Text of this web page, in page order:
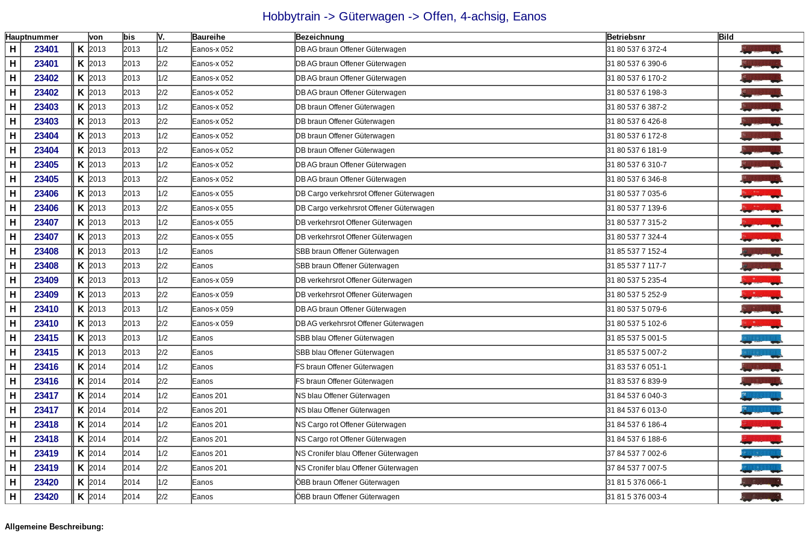
Hobbytrain -> Güterwagen -> Offen, 4-achsig, Eanos
Hauptnummer von bis V. Baureihe Bezeichnung Betriebsnr Bild
H 23401 K 2013 2013 1/2 Eanos-x 052 DB AG braun Offener Güterwagen 31 80 537 6 372-4
H 23401 K 2013 2013 2/2 Eanos-x 052 DB AG braun Offener Güterwagen 31 80 537 6 390-6
H 23402 K 2013 2013 1/2 Eanos-x 052 DB AG braun Offener Güterwagen 31 80 537 6 170-2
H 23402 K 2013 2013 2/2 Eanos-x 052 DB AG braun Offener Güterwagen 31 80 537 6 198-3
H 23403 K 2013 2013 1/2 Eanos-x 052 DB braun Offener Güterwagen 31 80 537 6 387-2
H 23403 K 2013 2013 2/2 Eanos-x 052 DB braun Offener Güterwagen 31 80 537 6 426-8
H 23404 K 2013 2013 1/2 Eanos-x 052 DB braun Offener Güterwagen 31 80 537 6 172-8
H 23404 K 2013 2013 2/2 Eanos-x 052 DB braun Offener Güterwagen 31 80 537 6 181-9
H 23405 K 2013 2013 1/2 Eanos-x 052 DB AG braun Offener Güterwagen 31 80 537 6 310-7
H 23405 K 2013 2013 2/2 Eanos-x 052 DB AG braun Offener Güterwagen 31 80 537 6 346-8
H 23406 K 2013 2013 1/2 Eanos-x 055 DB Cargo verkehrsrot Offener Güterwagen 31 80 537 7 035-6
H 23406 K 2013 2013 2/2 Eanos-x 055 DB Cargo verkehrsrot Offener Güterwagen 31 80 537 7 139-6
H 23407 K 2013 2013 1/2 Eanos-x 055 DB verkehrsrot Offener Güterwagen 31 80 537 7 315-2
H 23407 K 2013 2013 2/2 Eanos-x 055 DB verkehrsrot Offener Güterwagen 31 80 537 7 324-4
H 23408 K 2013 2013 1/2 Eanos SBB braun Offener Güterwagen 31 85 537 7 152-4
H 23408 K 2013 2013 2/2 Eanos SBB braun Offener Güterwagen 31 85 537 7 117-7
H 23409 K 2013 2013 1/2 Eanos-x 059 DB verkehrsrot Offener Güterwagen 31 80 537 5 235-4
H 23409 K 2013 2013 2/2 Eanos-x 059 DB verkehrsrot Offener Güterwagen 31 80 537 5 252-9
H 23410 K 2013 2013 1/2 Eanos-x 059 DB AG braun Offener Güterwagen 31 80 537 5 079-6
H 23410 K 2013 2013 2/2 Eanos-x 059 DB AG verkehrsrot Offener Güterwagen 31 80 537 5 102-6
H 23415 K 2013 2013 1/2 Eanos SBB blau Offener Güterwagen 31 85 537 5 001-5
H 23415 K 2013 2013 2/2 Eanos SBB blau Offener Güterwagen 31 85 537 5 007-2
H 23416 K 2014 2014 1/2 Eanos FS braun Offener Güterwagen 31 83 537 6 051-1
H 23416 K 2014 2014 2/2 Eanos FS braun Offener Güterwagen 31 83 537 6 839-9
H 23417 K 2014 2014 1/2 Eanos 201 NS blau Offener Güterwagen 31 84 537 6 040-3
H 23417 K 2014 2014 2/2 Eanos 201 NS blau Offener Güterwagen 31 84 537 6 013-0
H 23418 K 2014 2014 1/2 Eanos 201 NS Cargo rot Offener Güterwagen 31 84 537 6 186-4
H 23418 K 2014 2014 2/2 Eanos 201 NS Cargo rot Offener Güterwagen 31 84 537 6 188-6
H 23419 K 2014 2014 1/2 Eanos 201 NS Cronifer blau Offener Güterwagen 37 84 537 7 002-6
H 23419 K 2014 2014 2/2 Eanos 201 NS Cronifer blau Offener Güterwagen 37 84 537 7 007-5
H 23420 K 2014 2014 1/2 Eanos ÖBB braun Offener Güterwagen 31 81 5 376 066-1
H 23420 K 2014 2014 2/2 Eanos ÖBB braun Offener Güterwagen 31 81 5 376 003-4
Allgemeine Beschreibung: